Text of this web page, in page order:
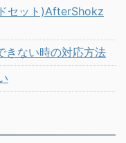
セット)AfterShokz
ない時の対応方法